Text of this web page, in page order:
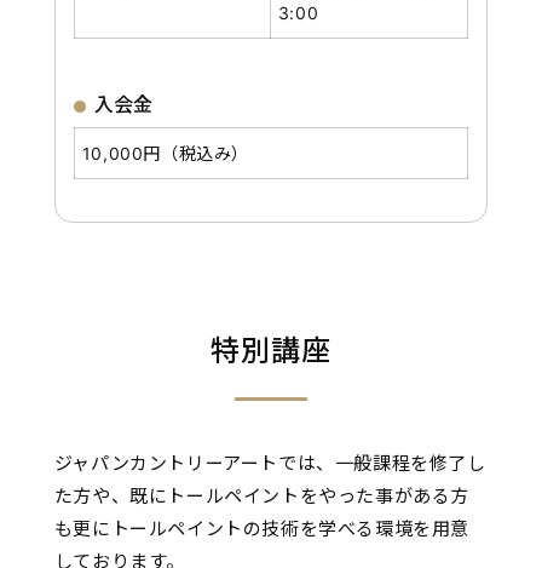
3:00
入会金
10,000円（税込み）
特別講座
ジャパンカントリーアートでは、一般課程を修了し
た方や、既にトールペイントをやった事がある方
も更にトールペイントの技術を学べる環境を用意
しております。